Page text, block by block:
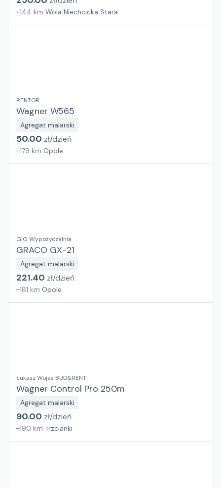
+144 km Wola Niechcicka Stara
RENTOR
Wagner W565
Agregat malarski
50.00 zł/dzień
+179 km Opole
GiG Wypożyczalnia
GRACO GX-21
Agregat malarski
221.40 zł/dzień
+181 km Opole
Łukasz Wojas BUD&RENT
Wagner Control Pro 250m
Agregat malarski
90.00 zł/dzień
+190 km Trzcianki